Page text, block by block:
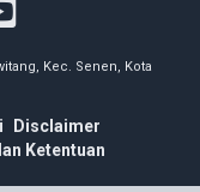
Kec. Senen, Kota
Disclaimer
Ketentuan